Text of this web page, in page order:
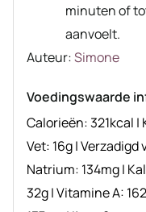
minuten of
aanvoelt.
Auteur
Auteur:Simone
Voedingswaarde
Calorieën:321kcal |
Vet: 16g|Verzadigd
Natrium: 134mg|
32g|Vitamine A: